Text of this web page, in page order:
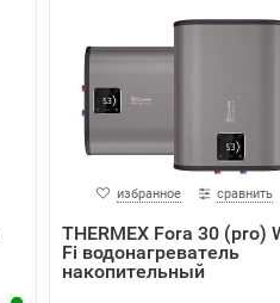
избранное сравнить
THERMEX Fora 30 (pro)
Fi водонагреватель
накопительный